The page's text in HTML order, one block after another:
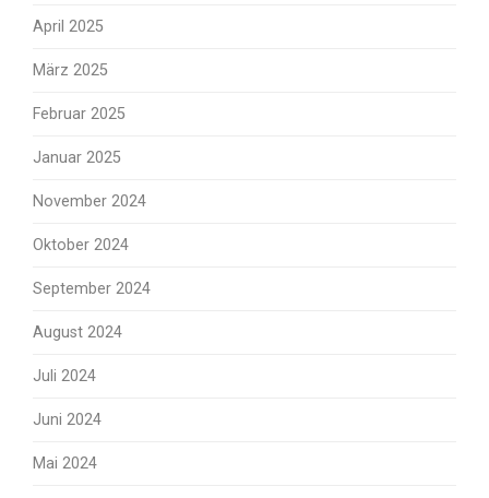
April 2025
März 2025
Februar 2025
Januar 2025
November 2024
Oktober 2024
September 2024
August 2024
Juli 2024
Juni 2024
Mai 2024